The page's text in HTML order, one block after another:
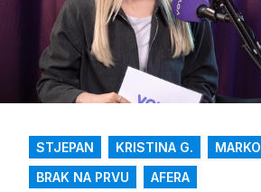
Upali
zvuk
Loaded:
3.04%
STJEPAN KRISTINA G.
MARKO
BRAK NA PRVU
AFERA